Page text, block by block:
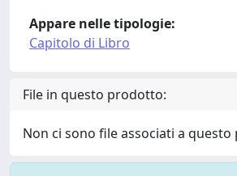
Appare nelle tipologie:
Capitolo di Libro
File in questo prodotto:
Non ci sono file associati a